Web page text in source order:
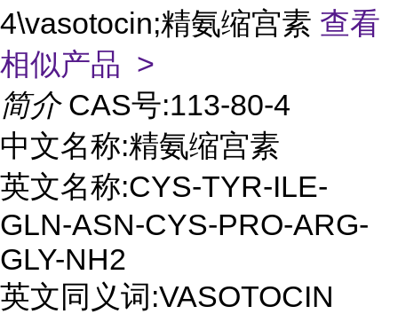
4\vasotocin;精氨缩宫素 查看
相似产品 >
简介 CAS号:113-80-4
中文名称:精氨缩宫素
英文名称:CYS-TYR-ILE-
GLN-ASN-CYS-PRO-ARG-
GLY-NH2
英文同义词:VASOTOCIN